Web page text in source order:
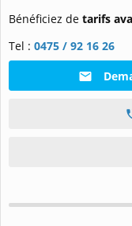
Bénéficiez de tarifs
Tel : 0475 / 92 16 26